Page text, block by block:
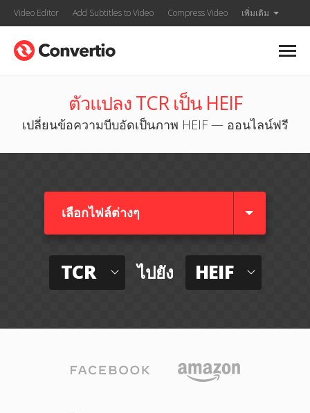
Video Editor Add Subtitles to Video Compress Video เพิ่มเติม
ตัวแปลง TCR เป็น HEIF
เปลี่ยนข้อความบีบอัดเป็นภาพ HEIF — ออนไลน์ฟรี
เลือกไฟล์ต่างๆ​
TCR ไปยัง HEIF